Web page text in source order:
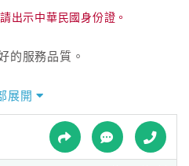
出示中華民國身份證。
的服務品質。
速公路交流道及辛亥、信義快
北市政府、信義計畫區及101
展開